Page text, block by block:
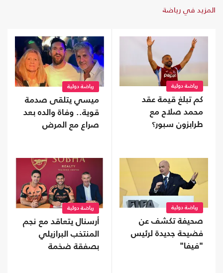
المزيد في رياضة
رياضة دولية
كم تبلغ قيمة عقد
محمد صلاح مع
طرابزون سبور؟
رياضة دولية
ميسي يتلقى صدمة
قوية.. وفاة والده بعد
صراع مع المرض
رياضة دولية
صحيفة تكشف عن
فضيحة جديدة لرئيس
"فيفا"
رياضة دولية
أرسنال يتعاقد مع نجم
المنتخب البرازيلي
بصفقة ضخمة